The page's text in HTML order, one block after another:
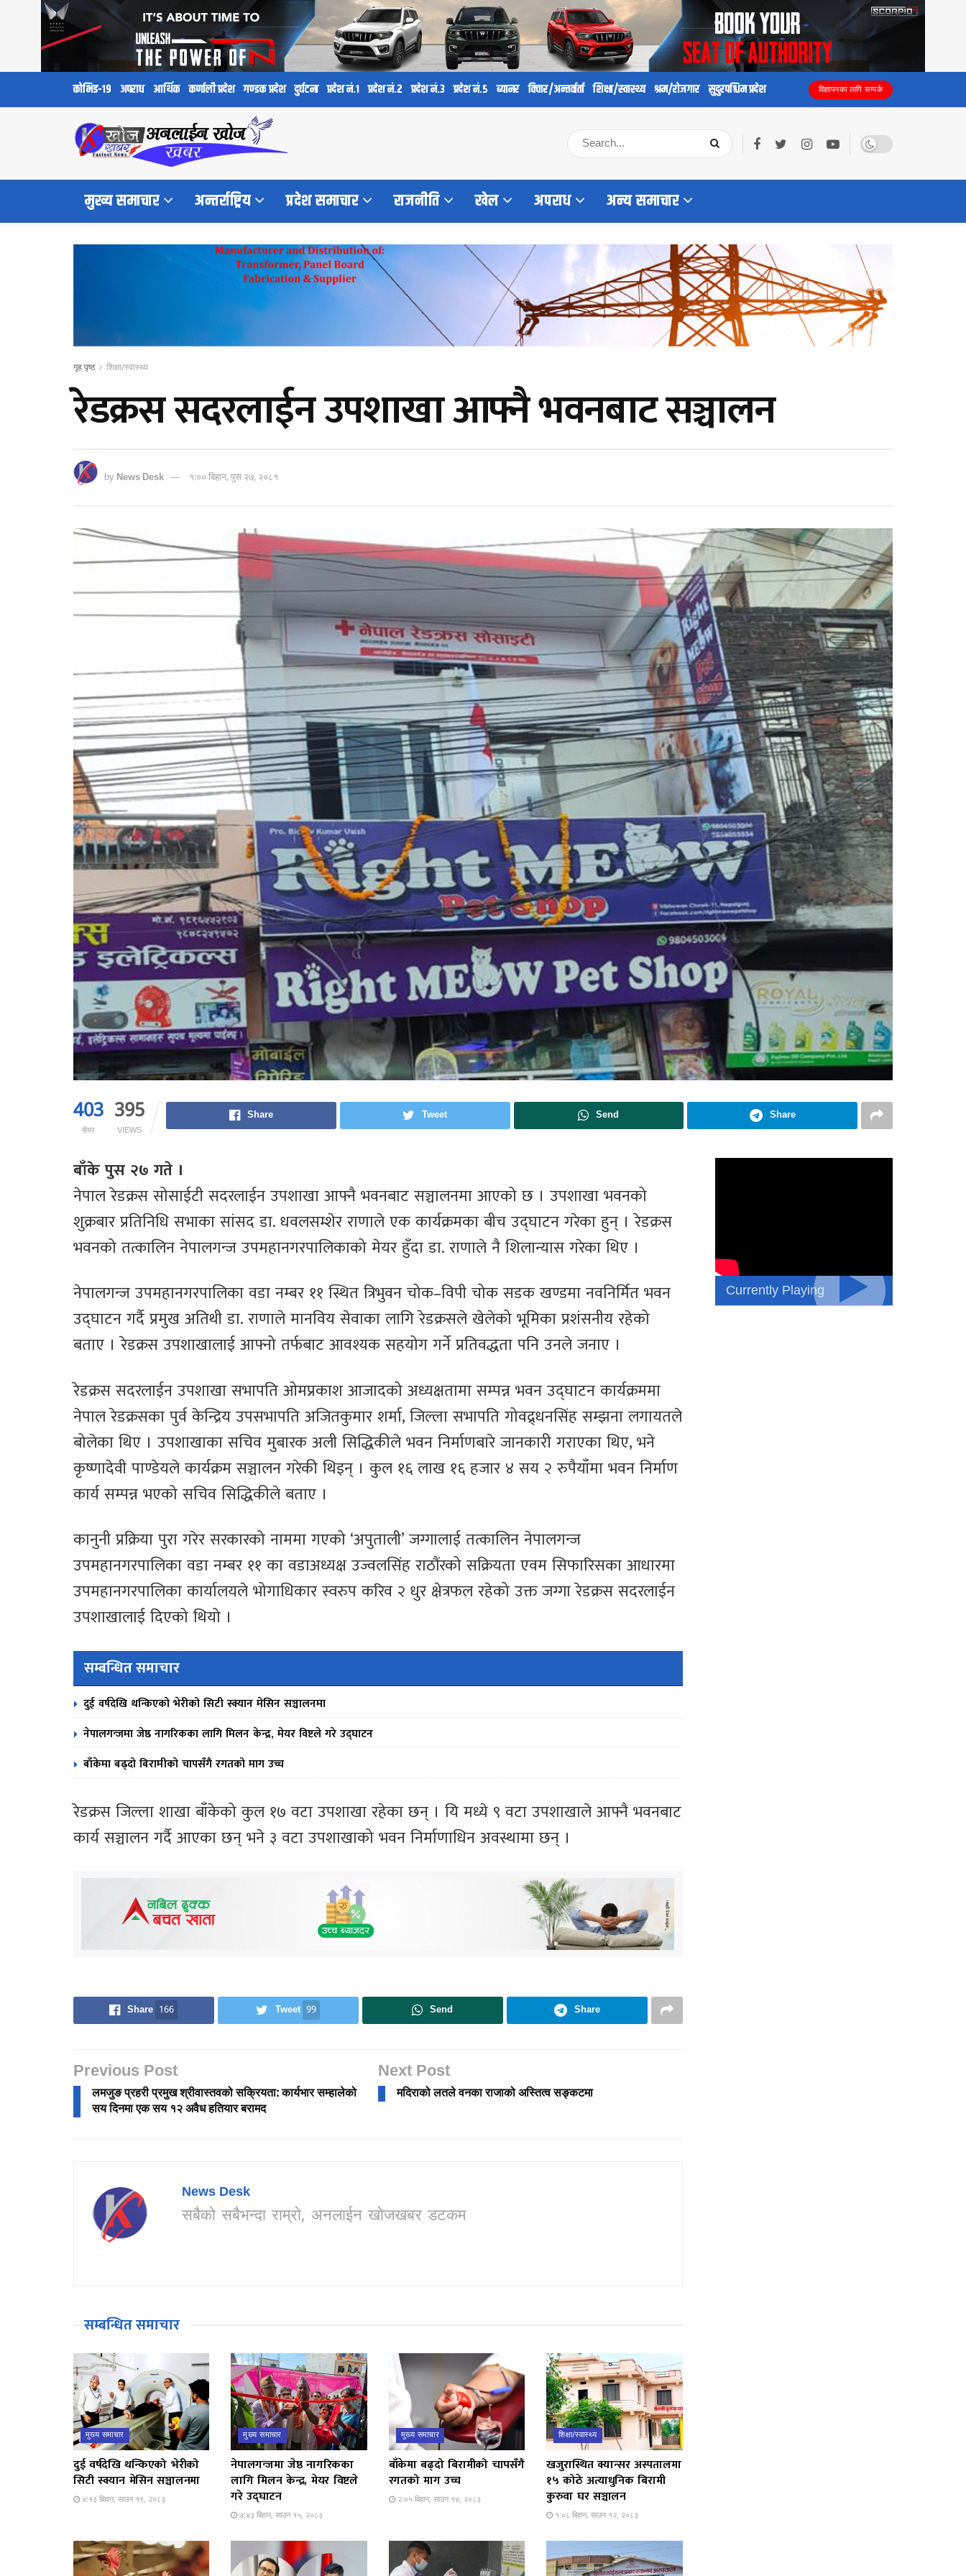
कोभिड-१९ अपराध आर्थिक कर्णाली प्रदेश गण्डक प्रदेश दुर्घटना प्रदेश नं.१ प्रदेश नं.२ प्रदेश नं.३ प्रदेश नं.५ ब्यानर विचार/अन्तर्वार्ता शिक्षा/स्वास्थ्य श्रम/रोजगार सुदुरपश्चिम प्रदेश विज्ञापनका लागि सम्पर्क
मुख्य समाचार अन्तर्राष्ट्रिय प्रदेश समाचार राजनीति खेल अपराध अन्य समाचार
गृह पृष्ठ शिक्षा/स्वास्थ्य
रेडक्रस सदरलाईन उपशाखा आफ्नै भवनबाट सञ्चालन
byNews Desk १:०० बिहान, पुस २७, २०८१
403
सेयर
395
VIEWS
Share Tweet Send Share
बाँके पुस २७ गते ।
नेपाल रेडक्रस सोसाईटी सदरलाईन उपशाखा आफ्नै भवनबाट सञ्चालनमा आएको छ । उपशाखा भवनको
शुक्रबार प्रतिनिधि सभाका सांसद डा. धवलसम्शेर राणाले एक कार्यक्रमका बीच उद्घाटन गरेका हुन् । रेडक्रस
भवनको तत्कालिन नेपालगन्ज उपमहानगरपालिकाको मेयर हुँदा डा. राणाले नै शिलान्यास गरेका थिए ।
नेपालगन्ज उपमहानगरपालिका वडा नम्बर ११ स्थित त्रिभुवन चोक–विपी चोक सडक खण्डमा नवनिर्मित भवन
उद्घाटन गर्दै प्रमुख अतिथी डा. राणाले मानविय सेवाका लागि रेडक्रसले खेलेको भूमिका प्रशंसनीय रहेको
बताए । रेडक्रस उपशाखालाई आफ्नो तर्फबाट आवश्यक सहयोग गर्ने प्रतिवद्धता पनि उनले जनाए ।
रेडक्रस सदरलाईन उपशाखा सभापति ओमप्रकाश आजादको अध्यक्षतामा सम्पन्न भवन उद्घाटन कार्यक्रममा
नेपाल रेडक्रसका पुर्व केन्द्रिय उपसभापति अजितकुमार शर्मा, जिल्ला सभापति गोवद्र्धनसिंह सम्झना लगायतले
बोलेका थिए । उपशाखाका सचिव मुबारक अली सिद्धिकीले भवन निर्माणबारे जानकारी गराएका थिए, भने
कृष्णादेवी पाण्डेयले कार्यक्रम सञ्चालन गरेकी थिइन् । कुल १६ लाख १६ हजार ४ सय २ रुपैयाँमा भवन निर्माण
कार्य सम्पन्न भएको सचिव सिद्धिकीले बताए ।
कानुनी प्रक्रिया पुरा गरेर सरकारको नाममा गएको ‘अपुताली’ जग्गालाई तत्कालिन नेपालगन्ज
उपमहानगरपालिका वडा नम्बर ११ का वडाअध्यक्ष उज्वलसिंह राठौंरको सक्रियता एवम सिफारिसका आधारमा
उपमहानगरपालिका कार्यालयले भोगाधिकार स्वरुप करिव २ धुर क्षेत्रफल रहेको उक्त जग्गा रेडक्रस सदरलाईन
उपशाखालाई दिएको थियो ।
सम्बन्धित समाचार
दुई वर्षदेखि थन्किएको भेरीको सिटी स्क्यान मेसिन सञ्चालनमा
नेपालगन्जमा जेष्ठ नागरिकका लागि मिलन केन्द्र, मेयर विष्टले गरे उद्घाटन
बाँकेमा बढ्दो बिरामीको चापसँगै रगतको माग उच्च
रेडक्रस जिल्ला शाखा बाँकेको कुल १७ वटा उपशाखा रहेका छन् । यि मध्ये ९ वटा उपशाखाले आफ्नै भवनबाट
कार्य सञ्चालन गर्दै आएका छन् भने ३ वटा उपशाखाको भवन निर्माणाधिन अवस्थामा छन् ।
Share 166 Tweet 99 Send Share
Previous Post
लमजुङ प्रहरी प्रमुख श्रीवास्तवको सक्रियता: कार्यभार सम्हालेको
सय दिनमा एक सय १२ अवैध हतियार बरामद
Next Post
मदिराको लतले वनका राजाको अस्तित्व सङ्कटमा
News Desk
सबैको सबैभन्दा राम्रो, अनलाईन खोजखबर डटकम
सम्बन्धित समाचार
मुख्य समाचार
दुई वर्षदेखि थन्किएको भेरीको
सिटी स्क्यान मेसिन सञ्चालनमा
४:१३ बिहान, साउन १९, २०८३
मुख्य समाचार
नेपालगन्जमा जेष्ठ नागरिकका
लागि मिलन केन्द्र, मेयर विष्टले
गरे उद्घाटन
७:४३ बिहान, साउन १५, २०८३
मुख्य समाचार
बाँकेमा बढ्दो बिरामीको चापसँगै
रगतको माग उच्च
२:०५ बिहान, साउन १४, २०८३
शिक्षा/स्वास्थ्य
खजुरास्थित क्यान्सर अस्पतालमा
१५ कोठे अत्याधुनिक बिरामी
कुरुवा घर सञ्चालन
१:०८ बिहान, साउन १२, २०८३
Currently Playing